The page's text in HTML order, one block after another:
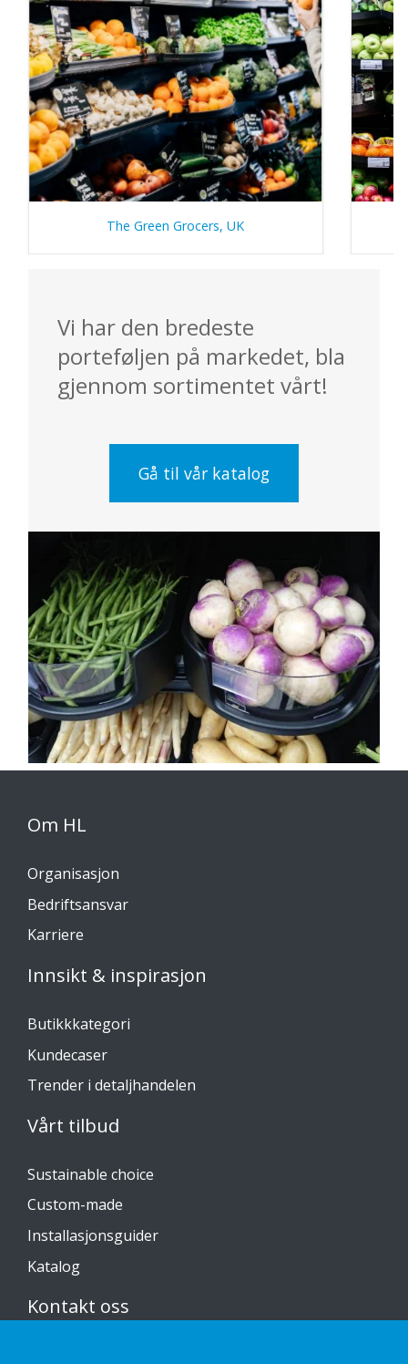
The Green Grocers, UK
Vi har den bredeste
porteføljen på markedet, bla
gjennom sortimentet vårt!
Gå til vår katalog
Om HL
Organisasjon
Bedriftsansvar
Karriere
Innsikt & inspirasjon
Butikkkategori
Kundecaser
Trender i detaljhandelen
Vårt tilbud
Sustainable choice
Custom-made
Installasjonsguider
Katalog
Kontakt oss